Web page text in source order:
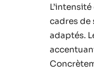
cadres de
adaptés.